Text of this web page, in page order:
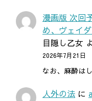
漫画版 次回
め、ヴェイ
目隠し乙女
2026年7月21日
なお、麻酔は
人外の法 に